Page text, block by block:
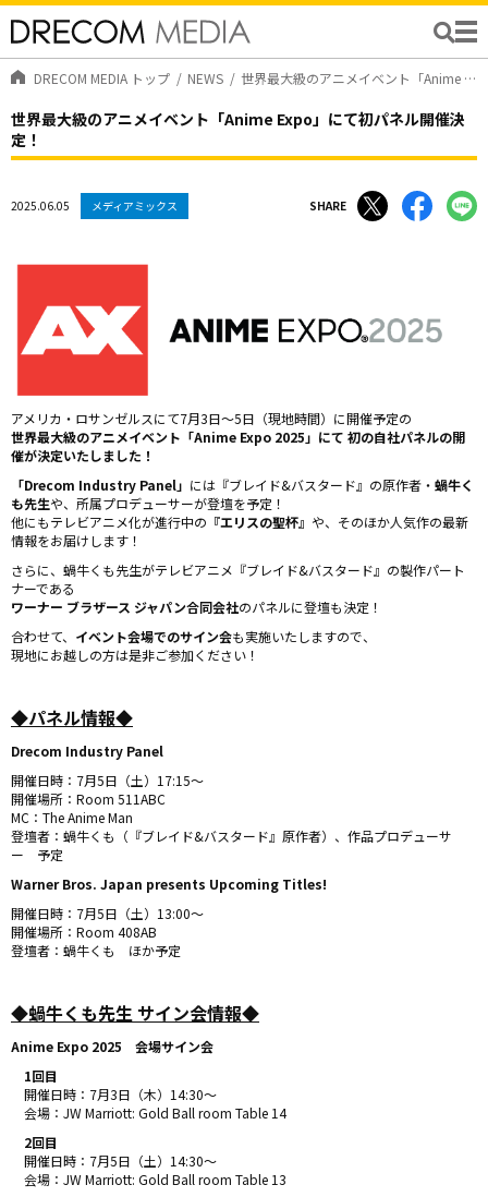
DRECOM MEDIA トップ NEWS 世界最大級のアニメイベント「Anime Expo」にて初パネル開催決定！
世界最大級のアニメイベント「Anime Expo」にて初パネル開催決
定！
2025.06.05 メディアミックス SHARE
アメリカ・ロサンゼルスにて7月3日〜5日（現地時間）に開催予定の
世界最大級のアニメイベント「Anime Expo 2025」にて 初の自社パネルの開
催が決定いたしました！
「Drecom Industry Panel」 には『ブレイド&バスタード』の原作者・ 蝸牛く
も先生や、所属プロデューサーが登壇を予定！
他にもテレビアニメ化が進行中の 『エリスの聖杯』 や、そのほか人気作の最新
情報をお届けします！
さらに、蝸牛くも先生がテレビアニメ『ブレイド&バスタード』の製作パート
ナーである
ワーナー ブラザース ジャパン合同会社のパネルに登壇も決定！
合わせて、 イベント会場でのサイン会も実施いたしますので、
現地にお越しの方は是非ご参加ください！
◆パネル情報◆
Drecom Industry Panel
開催日時：7月5日（土）17:15〜
開催場所：Room 511ABC
MC：The Anime Man
登壇者：蝸牛くも（『ブレイド&バスタード』原作者）、作品プロデューサ
ー 予定
Warner Bros. Japan presents Upcoming Titles!
開催日時：7月5日（土）13:00〜
開催場所：Room 408AB
登壇者：蝸牛くも ほか予定
◆蝸牛くも先生 サイン会情報◆
Anime Expo 2025 会場サイン会
1回目
開催日時：7月3日（木）14:30〜
会場：JW Marriott: Gold Ball room Table 14
2回目
開催日時：7月5日（土）14:30〜
会場：JW Marriott: Gold Ball room Table 13